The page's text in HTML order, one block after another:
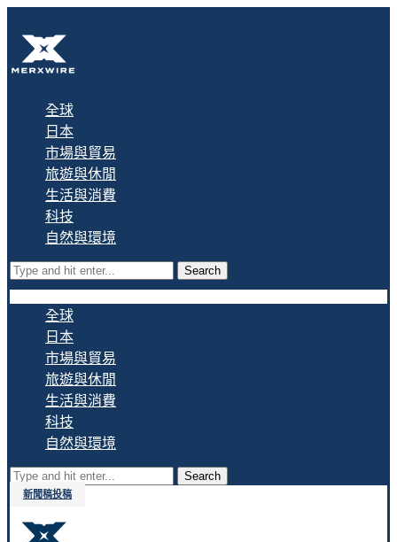
全球
日本
市場與貿易
旅遊與休閒
生活與消費
科技
自然與環境
Search
全球
日本
市場與貿易
旅遊與休閒
生活與消費
科技
自然與環境
Search
新聞稿投稿